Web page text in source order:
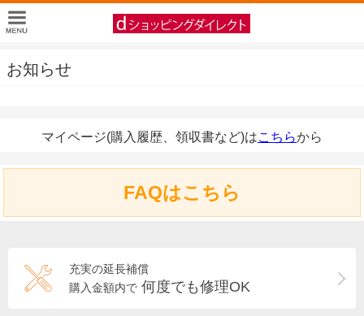
お知らせ
マイページ(購入履歴、領収書など)はこちらから
FAQはこちら
充実の延長補償
購入金額内で 何度でも修理OK